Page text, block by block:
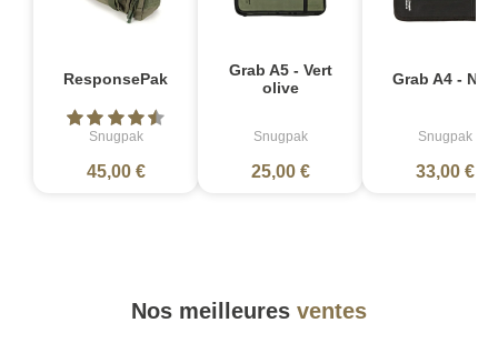
ResponsePak
Snugpak
45,00 €
Grab A5 - Vert
olive
Snugpak
25,00 €
Grab A4 - Noir
Snugpak
33,00 €
Nos meilleures ventes